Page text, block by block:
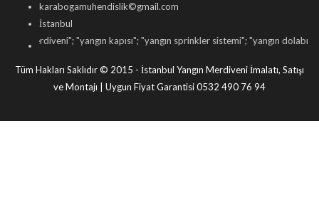
karabogamuhendislik©gmail.com
İstanbul
"; "yangın kapısı"; "yangın sprinkler sistemi"; "yangın dolabı satışı"; "
Tüm Hakları Saklıdır © 2015 - İstanbul Yangın Merdiveni İmalatı, Satışı
ve Montajı | Uygun Fiyat Garantisi 0532 490 76 94